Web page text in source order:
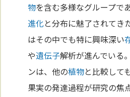
物を含む多様なグループで
進化と分布に魅了されてき
はその中でも特に興味深い
や遺伝子解析が進んでいる
ンは、他の植物と比較して
果実の発達過程が研究の焦